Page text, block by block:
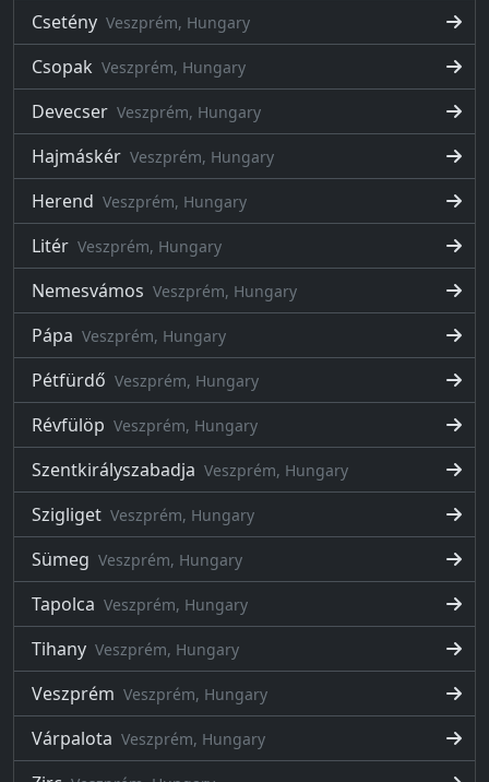
Csetény Veszprém, Hungary
Csopak Veszprém, Hungary
Devecser Veszprém, Hungary
Hajmáskér Veszprém, Hungary
Herend Veszprém, Hungary
Litér Veszprém, Hungary
Nemesvámos Veszprém, Hungary
Pápa Veszprém, Hungary
Pétfürdő Veszprém, Hungary
Révfülöp Veszprém, Hungary
Szentkirályszabadja Veszprém, Hungary
Szigliget Veszprém, Hungary
Sümeg Veszprém, Hungary
Tapolca Veszprém, Hungary
Tihany Veszprém, Hungary
Veszprém Veszprém, Hungary
Várpalota Veszprém, Hungary